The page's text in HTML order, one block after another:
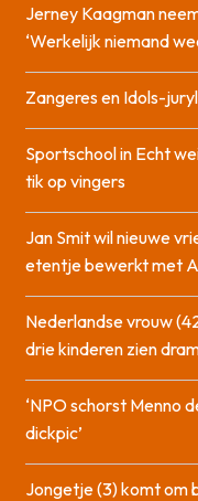
Jerney Kaagman
‘Werkelijk niemand
Zangeres en Idols-
Sportschool in Echt
tik op vingers
Jan Smit wil nieuwe
etentje bewerkt met
Nederlandse vrouw
drie kinderen zien
‘NPO schorst Menno
dickpic’
Jongetje (3) komt om